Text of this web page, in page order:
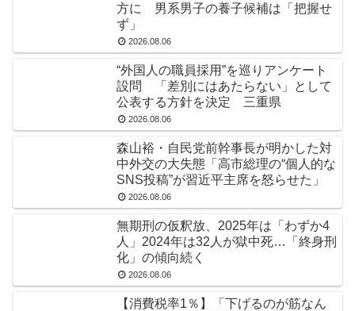
方に 男系男子の養子候補は「把握せ
ず」
2026.08.06
“外国人の職員採用”を巡りアンケート
設問 「差別にはあたらない」として
公表する方針を決定 三重県
2026.08.06
森山裕・自民党前幹事長が明かした対
中外交の大失態「高市総理の“個人的な
SNS投稿”が習近平主席を怒らせた」
2026.08.06
無期刑の仮釈放、2025年は「わずか4
人」2024年は32人が獄中死…「終身刑
化」の傾向続く
2026.08.06
【消費税率1％】「下げるのが筋なん